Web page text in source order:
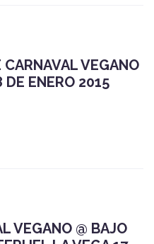
VEGANO
DE ENERO 2015
VEGANO @ BAJO